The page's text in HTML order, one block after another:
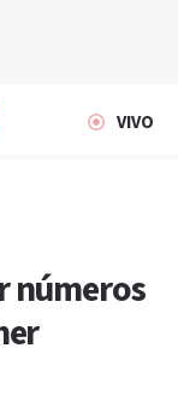
VIVO
números